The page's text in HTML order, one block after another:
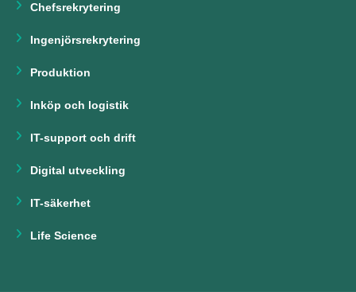
Chefsrekrytering
Ingenjörsrekrytering
Produktion
Inköp och logistik
IT-support och drift
Digital utveckling
IT-säkerhet
Life Science